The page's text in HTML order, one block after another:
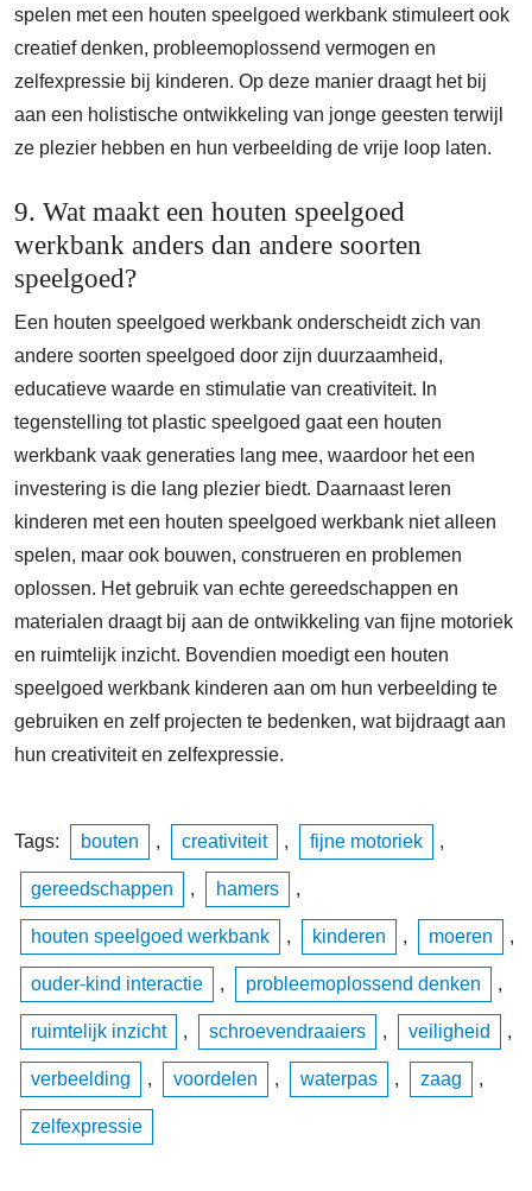
spelen met een houten speelgoed werkbank stimuleert ook
creatief denken, probleemoplossend vermogen en
zelfexpressie bij kinderen. Op deze manier draagt het bij
aan een holistische ontwikkeling van jonge geesten terwijl
ze plezier hebben en hun verbeelding de vrije loop laten.
9. Wat maakt een houten speelgoed
werkbank anders dan andere soorten
speelgoed?
Een houten speelgoed werkbank onderscheidt zich van
andere soorten speelgoed door zijn duurzaamheid,
educatieve waarde en stimulatie van creativiteit. In
tegenstelling tot plastic speelgoed gaat een houten
werkbank vaak generaties lang mee, waardoor het een
investering is die lang plezier biedt. Daarnaast leren
kinderen met een houten speelgoed werkbank niet alleen
spelen, maar ook bouwen, construeren en problemen
oplossen. Het gebruik van echte gereedschappen en
materialen draagt bij aan de ontwikkeling van fijne motoriek
en ruimtelijk inzicht. Bovendien moedigt een houten
speelgoed werkbank kinderen aan om hun verbeelding te
gebruiken en zelf projecten te bedenken, wat bijdraagt aan
hun creativiteit en zelfexpressie.
Tags: bouten , creativiteit , fijne motoriek ,
gereedschappen , hamers ,
houten speelgoed werkbank , kinderen , moeren ,
ouder-kind interactie , probleemoplossend denken ,
ruimtelijk inzicht , schroevendraaiers , veiligheid ,
verbeelding , voordelen , waterpas , zaag ,
zelfexpressie